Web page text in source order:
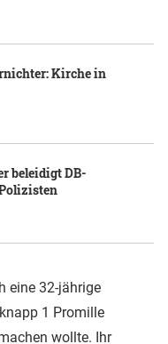
Kirche in
beleidigt DB-
eine 32-jährige
1 Promille
wollte. Ihr